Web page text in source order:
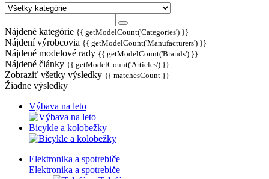
Nájdené kategórie {{ getModelCount('Categories') }}
Nájdení výrobcovia {{ getModelCount('Manufacturers') }}
Nájdené modelové rady {{ getModelCount('Brands') }}
Nájdené články {{ getModelCount('Articles') }}
Zobraziť všetky výsledky {{ matchesCount }}
Žiadne výsledky
Výbava na leto
Bicykle a kolobežky
Elektronika a spotrebiče
Elektronika a spotrebiče